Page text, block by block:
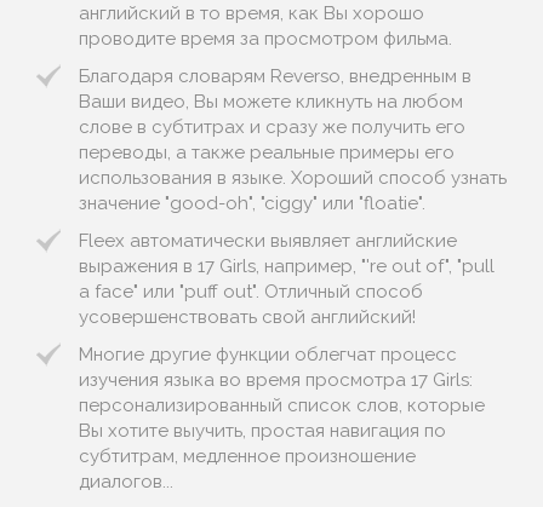
английский в то время, как Вы хорошо
проводите время за просмотром фильма.
Благодаря словарям Reverso, внедренным в
Ваши видео, Вы можете кликнуть на любом
слове в субтитрах и сразу же получить его
переводы, а также реальные примеры его
использования в языке. Хороший способ узнать
значение "good-oh", "ciggy" или "floatie".
Fleex автоматически выявляет английские
выражения в 17 Girls, например, "'re out of", "pull
a face" или "puff out". Отличный способ
усовершенствовать свой английский!
Многие другие функции облегчат процесс
изучения языка во время просмотра 17 Girls:
персонализированный список слов, которые
Вы хотите выучить, простая навигация по
субтитрам, медленное произношение
диалогов...